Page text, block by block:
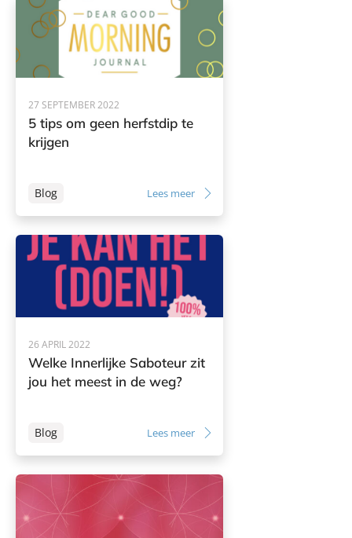
27 SEPTEMBER 2022
5 tips om geen herfstdip te
krijgen
Blog Lees meer
26 APRIL 2022
Welke Innerlijke Saboteur zit
jou het meest in de weg?
Blog Lees meer